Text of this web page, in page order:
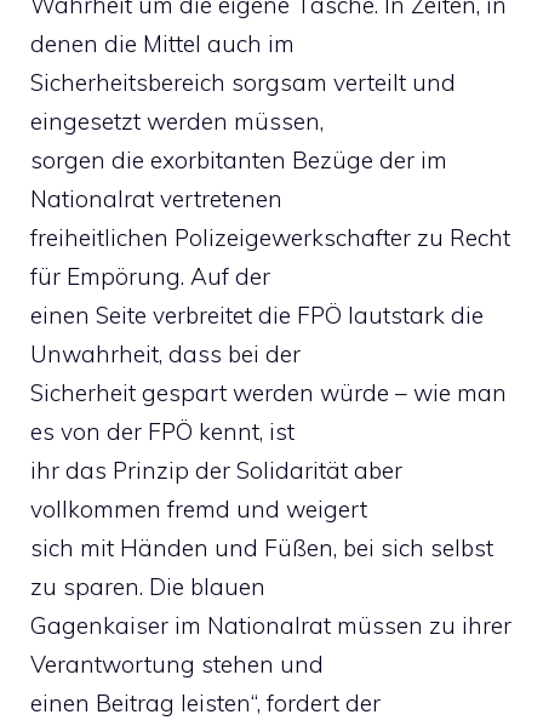
denen die Mittel auch im
Sicherheitsbereich sorgsam verteilt und
eingesetzt werden müssen,
sorgen die exorbitanten Bezüge der im
Nationalrat vertretenen
freiheitlichen Polizeigewerkschafter zu Recht
für Empörung. Auf der
einen Seite verbreitet die FPÖ lautstark die
Unwahrheit, dass bei der
Sicherheit gespart werden würde – wie man
es von der FPÖ kennt, ist
ihr das Prinzip der Solidarität aber
vollkommen fremd und weigert
sich mit Händen und Füßen, bei sich selbst
zu sparen. Die blauen
Gagenkaiser im Nationalrat müssen zu ihrer
Verantwortung stehen und
einen Beitrag leisten“, fordert der